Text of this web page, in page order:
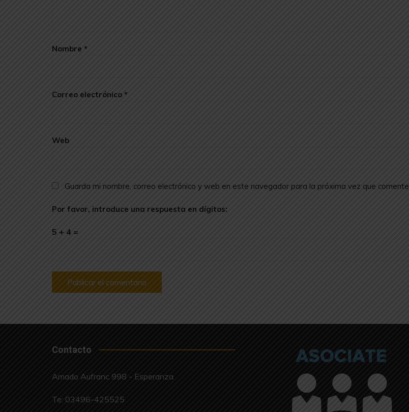
Nombre *
Correo electrónico *
Web
Guarda mi nombre, correo electrónico y web en este navegador para la próxima vez que comente.
Por favor, introduce una respuesta en dígitos:
5 + 4 =
Contacto
Amado Aufranc 998 - Esperanza
Te: 03496-425525